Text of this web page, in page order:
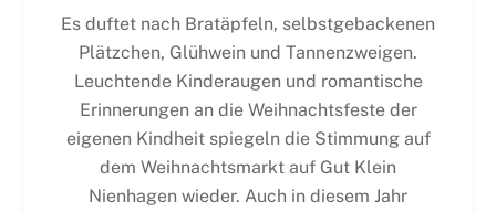
Es duftet nach Bratäpfeln, selbstgebackenen
Plätzchen, Glühwein und Tannenzweigen.
Leuchtende Kinderaugen und romantische
Erinnerungen an die Weihnachtsfeste der
eigenen Kindheit spiegeln die Stimmung auf
dem Weihnachtsmarkt auf Gut Klein
Nienhagen wieder. Auch in diesem Jahr